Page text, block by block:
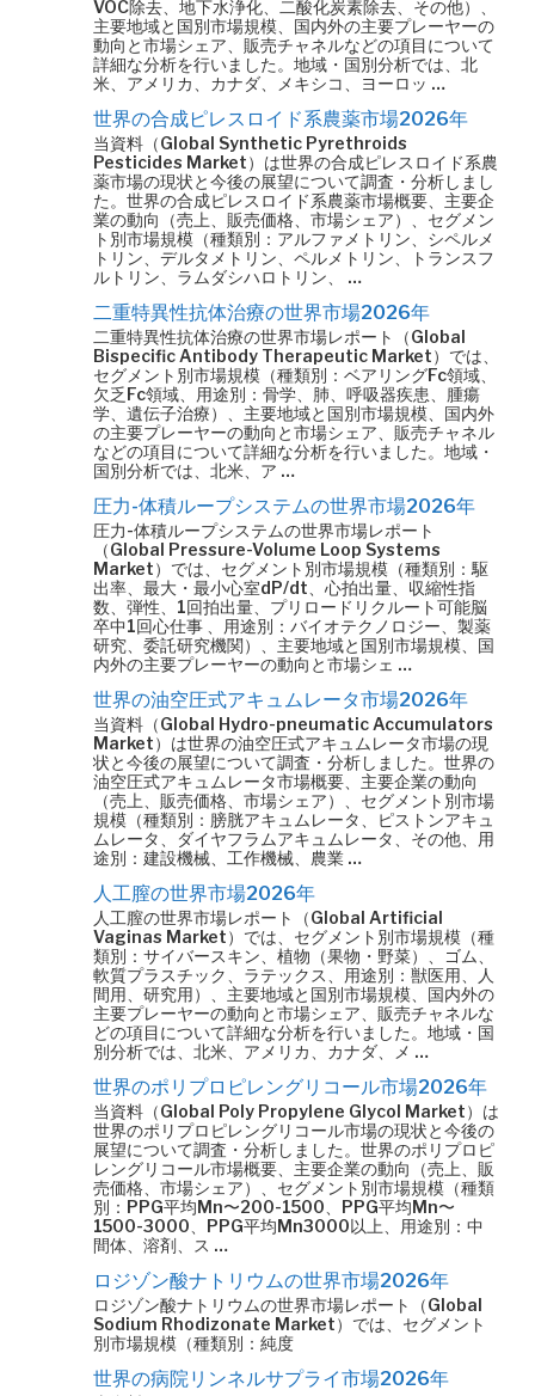
VOC除去、地下水浄化、二酸化炭素除去、その他）、
主要地域と国別市場規模、国内外の主要プレーヤーの
動向と市場シェア、販売チャネルなどの項目について
詳細な分析を行いました。地域・国別分析では、北
米、アメリカ、カナダ、メキシコ、ヨーロッ …
世界の合成ピレスロイド系農薬市場2026年
当資料（Global Synthetic Pyrethroids
Pesticides Market）は世界の合成ピレスロイド系農
薬市場の現状と今後の展望について調査・分析しまし
た。世界の合成ピレスロイド系農薬市場概要、主要企
業の動向（売上、販売価格、市場シェア）、セグメン
ト別市場規模（種類別：アルファメトリン、シペルメ
トリン、デルタメトリン、ペルメトリン、トランスフ
ルトリン、ラムダシハロトリン、 …
二重特異性抗体治療の世界市場2026年
二重特異性抗体治療の世界市場レポート（Global
Bispecific Antibody Therapeutic Market）では、
セグメント別市場規模（種類別：ベアリングFc領域、
欠乏Fc領域、用途別：骨学、肺、呼吸器疾患、腫瘍
学、遺伝子治療）、主要地域と国別市場規模、国内外
の主要プレーヤーの動向と市場シェア、販売チャネル
などの項目について詳細な分析を行いました。地域・
国別分析では、北米、ア …
圧力-体積ループシステムの世界市場2026年
圧力-体積ループシステムの世界市場レポート
（Global Pressure-Volume Loop Systems
Market）では、セグメント別市場規模（種類別：駆
出率、最大・最小心室dP/dt、心拍出量、収縮性指
数、弾性、1回拍出量、プリロードリクルート可能脳
卒中1回心仕事 、用途別：バイオテクノロジー、製薬
研究、委託研究機関）、主要地域と国別市場規模、国
内外の主要プレーヤーの動向と市場シェ …
世界の油空圧式アキュムレータ市場2026年
当資料（Global Hydro-pneumatic Accumulators
Market）は世界の油空圧式アキュムレータ市場の現
状と今後の展望について調査・分析しました。世界の
油空圧式アキュムレータ市場概要、主要企業の動向
（売上、販売価格、市場シェア）、セグメント別市場
規模（種類別：膀胱アキュムレータ、ピストンアキュ
ムレータ、ダイヤフラムアキュムレータ、その他、用
途別：建設機械、工作機械、農業 …
人工膣の世界市場2026年
人工膣の世界市場レポート（Global Artificial
Vaginas Market）では、セグメント別市場規模（種
類別：サイバースキン、植物（果物・野菜）、ゴム、
軟質プラスチック、ラテックス、用途別：獣医用、人
間用、研究用）、主要地域と国別市場規模、国内外の
主要プレーヤーの動向と市場シェア、販売チャネルな
どの項目について詳細な分析を行いました。地域・国
別分析では、北米、アメリカ、カナダ、メ …
世界のポリプロピレングリコール市場2026年
当資料（Global Poly Propylene Glycol Market）は
世界のポリプロピレングリコール市場の現状と今後の
展望について調査・分析しました。世界のポリプロピ
レングリコール市場概要、主要企業の動向（売上、販
売価格、市場シェア）、セグメント別市場規模（種類
別：PPG平均Mn〜200-1500、PPG平均Mn〜
1500-3000、PPG平均Mn3000以上、用途別：中
間体、溶剤、ス …
ロジゾン酸ナトリウムの世界市場2026年
ロジゾン酸ナトリウムの世界市場レポート（Global
Sodium Rhodizonate Market）では、セグメント
別市場規模（種類別：純度
世界の病院リンネルサプライ市場2026年